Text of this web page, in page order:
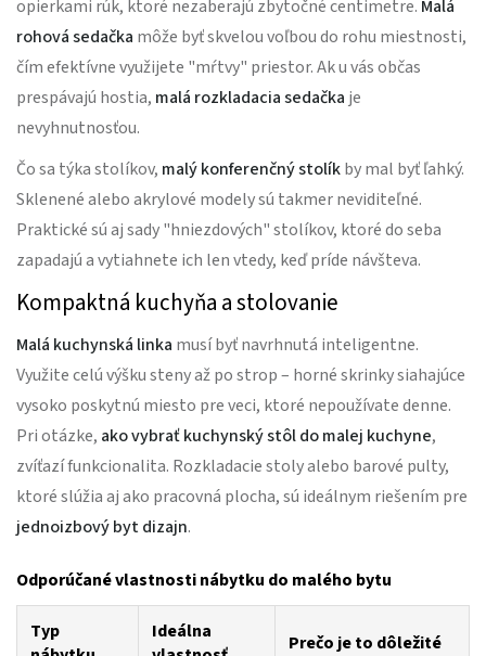
opierkami rúk, ktoré nezaberajú zbytočné centimetre. Malá
rohová sedačka môže byť skvelou voľbou do rohu miestnosti,
čím efektívne využijete "mŕtvy" priestor. Ak u vás občas
prespávajú hostia, malá rozkladacia sedačka je
nevyhnutnosťou.
Čo sa týka stolíkov, malý konferenčný stolíkby mal byť ľahký.
Sklenené alebo akrylové modely sú takmer neviditeľné.
Praktické sú aj sady "hniezdových" stolíkov, ktoré do seba
zapadajú a vytiahnete ich len vtedy, keď príde návšteva.
Kompaktná kuchyňa a stolovanie
Malá kuchynská linka musí byť navrhnutá inteligentne.
Využite celú výšku steny až po strop – horné skrinky siahajúce
vysoko poskytnú miesto pre veci, ktoré nepoužívate denne.
Pri otázke, ako vybrať kuchynský stôl do malej kuchyne,
zvíťazí funkcionalita. Rozkladacie stoly alebo barové pulty,
ktoré slúžia aj ako pracovná plocha, sú ideálnym riešením pre
jednoizbový byt dizajn.
Odporúčané vlastnosti nábytku do malého bytu
Typ
Ideálna
Prečo je to dôležité